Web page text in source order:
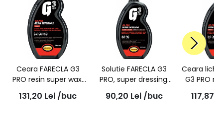
Ceara FARECLA G3
PRO resin super wax,
500ml, 7166EX
131,20 Lei /buc
Solutie FARECLA G3
PRO, super dressing,
500ML, 7201EX
90,20 Lei /buc
Ceara
G3 PRO
117,87